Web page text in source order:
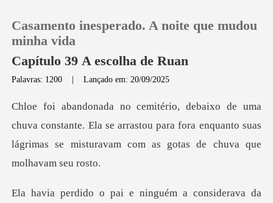
Loja
Histórico
Sair
Casamento inesperado. A noite que mudou
minha vida
Capítulo 39 A escolha de Ruan
Palavras: 1200 |Lançado em: 20/09/2025
nstante. Ela se arrastou para fora enquanto suas
lágrimas